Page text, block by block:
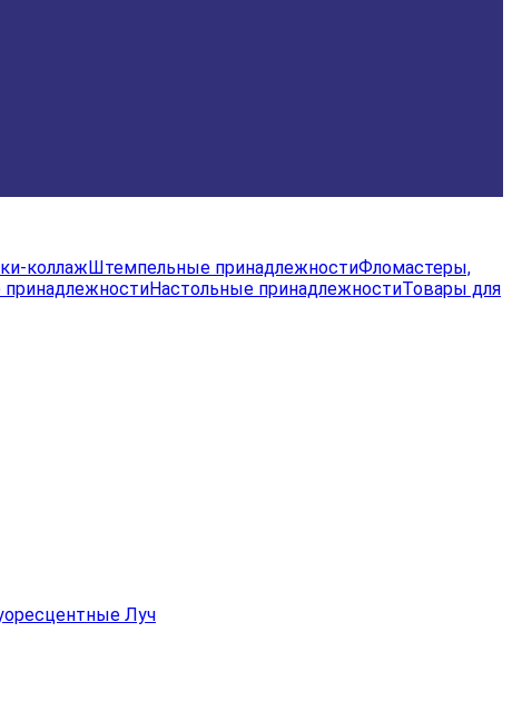
коллажШтемпельные принадлежностиФломастеры,
Настольные принадлежностиТовары для